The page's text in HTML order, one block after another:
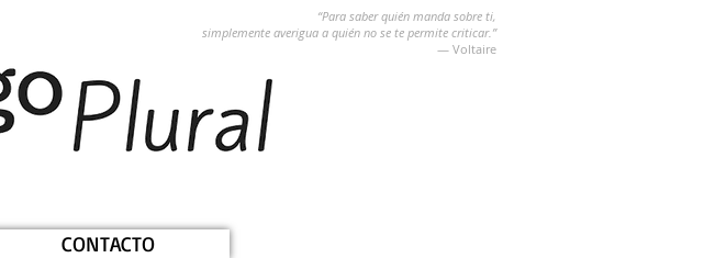
“Para saber quién manda sobre ti,
simplemente averigua a quién no se te permite criticar.”
― Voltaire
CONTACTO